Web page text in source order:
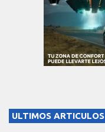
ULTIMOS ARTICULOS